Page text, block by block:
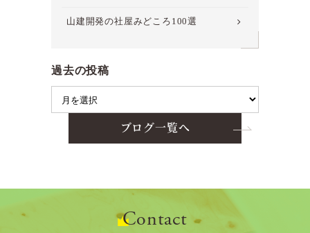
山建開発の社屋みどころ100選
過去の投稿
ブログ一覧へ
Contact